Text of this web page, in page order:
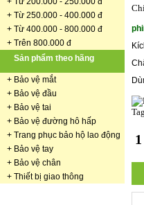
+ Từ 250.000 - 400.000 đ
+ Từ 400.000 - 800.000 đ
+ Trên 800.000 đ
Sản phẩm theo hãng
+ Bảo vệ mắt
+ Bảo vệ đầu
+ Bảo vệ tai
+ Bảo vệ đường hô hấp
+ Trang phục bảo hộ lao động
+ Bảo vệ tay
+ Bảo vệ chân
+ Thiết bị giao thông
1